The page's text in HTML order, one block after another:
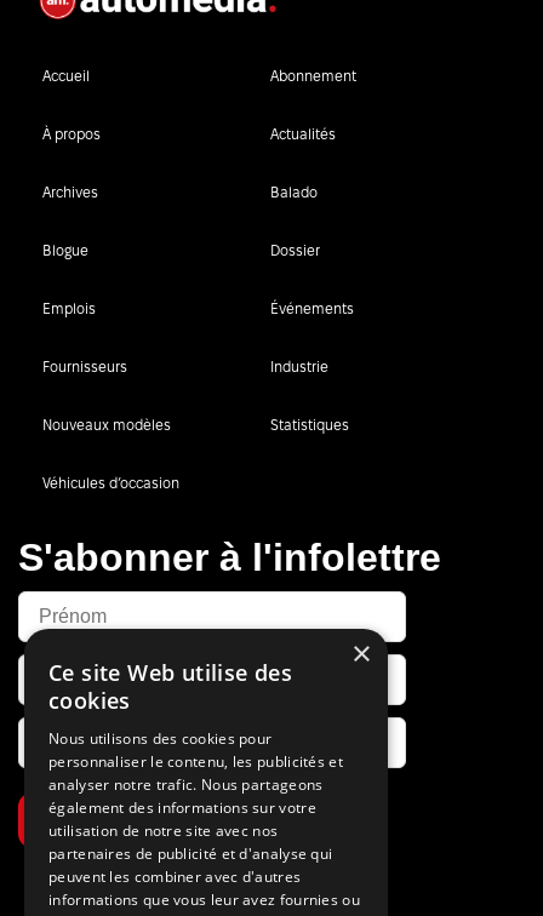
Accueil Abonnement
À propos Actualités
Archives Balado
Blogue Dossier
Emplois Événements
Fournisseurs Industrie
Nouveaux modèles Statistiques
Véhicules d’occasion
S'abonner à l'infolettre
S’abonner
×
Ce site Web utilise des
cookies
Nous utilisons des cookies pour
personnaliser le contenu, les publicités et
analyser notre trafic. Nous partageons
également des informations sur votre
utilisation de notre site avec nos
partenaires de publicité et d'analyse qui
peuvent les combiner avec d'autres
informations que vous leur avez fournies ou